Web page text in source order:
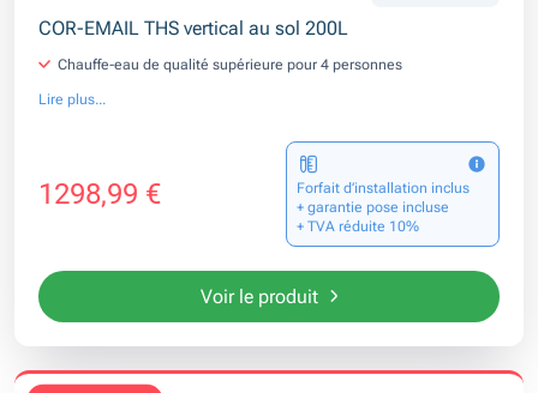
COR-EMAIL THS vertical au sol 200L
Chauffe-eau de qualité supérieure pour 4 personnes
Lire plus...
1298,99 €
Forfait d’installation inclus
+ garantie pose incluse
+ TVA réduite 10%
Voir le produit